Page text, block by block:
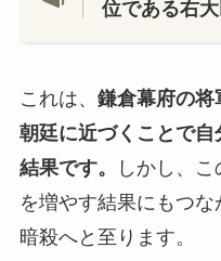
位である右大
これは、 鎌倉幕府の将
朝廷に近づくことで
結果です。
しかし、
を増やす結果にもつ
暗殺へと至ります。